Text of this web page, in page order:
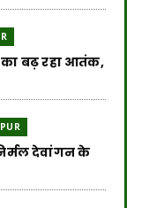
का बढ़ रहा आतंक,
देवांगन के